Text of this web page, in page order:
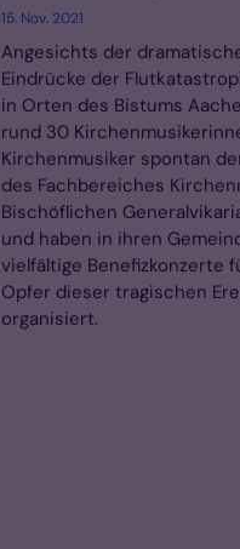
15. Nov. 2021
Angesichts der
Eindrücke der
in Orten des Bistums
rund 30
Kirchenmusiker spontan
des Fachbereiches
Bischöflichen
und haben in ihren
vielfältige Benefizkonzerte
Opfer dieser tragischen
organisiert.